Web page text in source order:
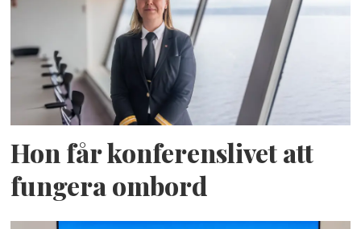
Hon får konferenslivet att
fungera ombord